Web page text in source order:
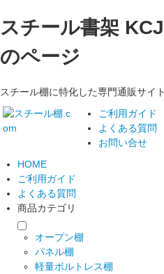
スチール書架
のページ
スチール棚に特化した専門通販サイト
ご利用ガイド
よくある質問
お問い合せ
HOME
ご利用ガイド
よくある質問
商品カテゴリ
オープン棚
パネル棚
軽量ボルトレス棚